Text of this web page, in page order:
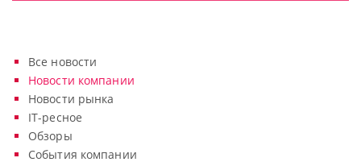
Все новости
Новости компании
Новости рынка
IT-ресное
Обзоры
События компании